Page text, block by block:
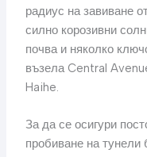
радиус на завиване
силно корозивни
почва и няколко
възела Central
Haihe.
За да се осигури
пробиване на